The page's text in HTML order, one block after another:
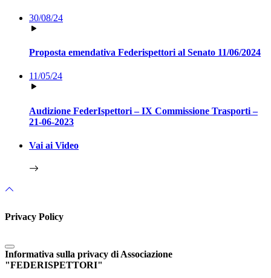
30/08/24
Proposta emendativa Federispettori al Senato 11/06/2024
11/05/24
Audizione FederIspettori – IX Commissione Trasporti –
21-06-2023
Vai ai Video
Privacy Policy
Informativa sulla privacy di Associazione
"FEDERISPETTORI"